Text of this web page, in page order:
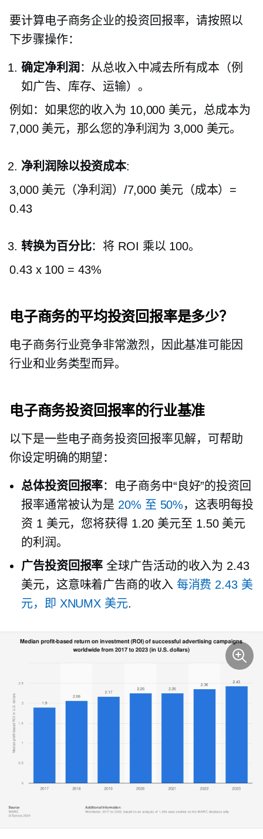
要计算电子商务企业的投资回报率，请按照以
下步骤操作：
确定净利润 ：从总收入中减去所有成本（例
如广告、库存、运输）。
例如：如果您的收入为 10,000 美元，总成本为
7,000 美元，那么您的净利润为 3,000 美元。
净利润除以投资成本:
3,000 美元（净利润）/7,000 美元（成本）=
0.43
转换为百分比：将 ROI 乘以 100。
0.43 x 100 = 43%
电子商务的平均投资回报率是多少？
电子商务行业竞争非常激烈，因此基准可能因
行业和业务类型而异。
电子商务投资回报率的行业基准
以下是一些电子商务投资回报率见解，可帮助
你设定明确的期望：
总体投资回报率：电子商务中“良好”的投资回
报率通常被认为是 20% 至 50%，这表明每投
资 1 美元，您将获得 1.20 美元至 1.50 美元
的利润。
广告投资回报率 全球广告活动的收入为 2.43
美元，这意味着广告商的收入 每消费 2.43​​ 美
元，即 XNUMX 美元.